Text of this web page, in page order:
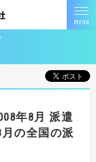
年8月 派遣
月の全国の派